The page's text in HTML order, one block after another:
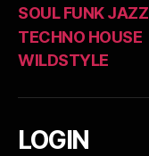
SOUL FUNK JAZZ
TECHNO HOUSE
WILDSTYLE
LOGIN